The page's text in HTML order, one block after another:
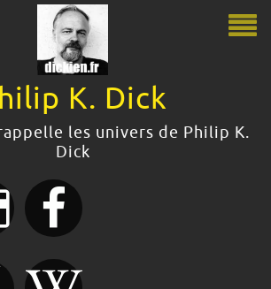
K. Dick
les univers de Philip K.
Dick
Philip K. Dick
Le guide Philip K. Dick
Citations
Bibliographie